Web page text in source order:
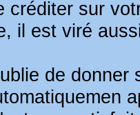
créditer sur
il est viré
de donner